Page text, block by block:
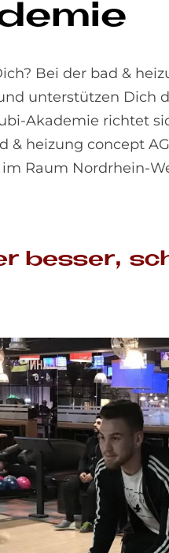
Bei der bad &
unterstützen Dich
Akademie richtet
& heizung concept
Raum Nordrhein-
bes­ser,